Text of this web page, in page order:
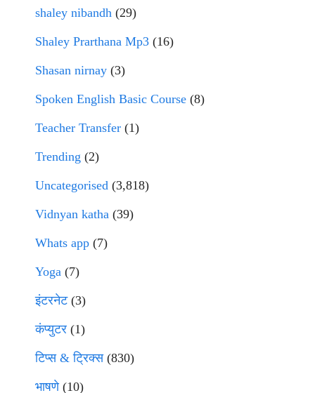
shaley nibandh (29)
Shaley Prarthana Mp3 (16)
Shasan nirnay (3)
Spoken English Basic Course (8)
Teacher Transfer (1)
Trending (2)
Uncategorised (3,818)
Vidnyan katha (39)
Whats app (7)
Yoga (7)
इंटरनेट(3)
कंप्युटर (1)
टिप्स & ट्रिक्स(830)
भाषणे(10)